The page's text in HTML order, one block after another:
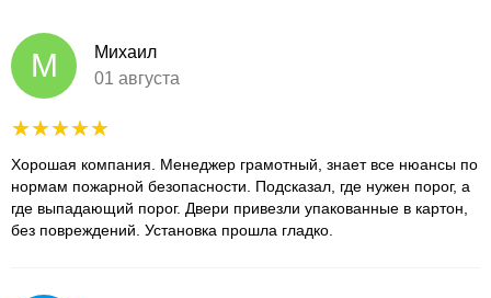
М
Михаил
01 августа
Хорошая компания. Менеджер грамотный, знает все нюансы по
нормам пожарной безопасности. Подсказал, где нужен порог, а
где выпадающий порог. Двери привезли упакованные в картон,
без повреждений. Установка прошла гладко.